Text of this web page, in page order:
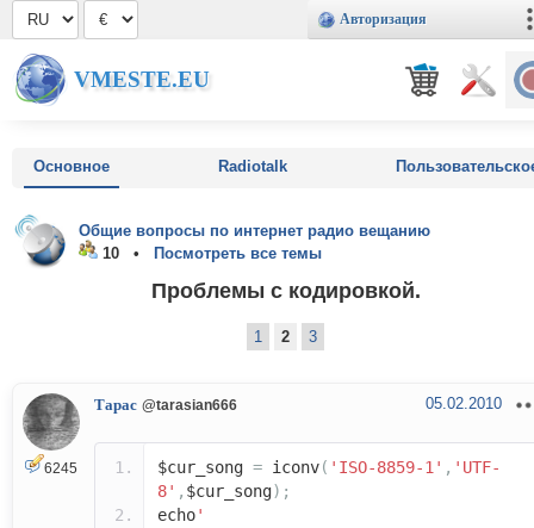
Авторизация
VMESTE.EU
Основное Radiotalk
Общие вопросы по интернет радио вещанию
10 •
Посмотреть все темы
Проблемы с кодировкой.
1 2 3
6245
Тарас @tarasian666 05.02.2010
$cur_song = iconv( 'ISO-8859-1' , 'UTF-
8' , $cur_song);
echo'